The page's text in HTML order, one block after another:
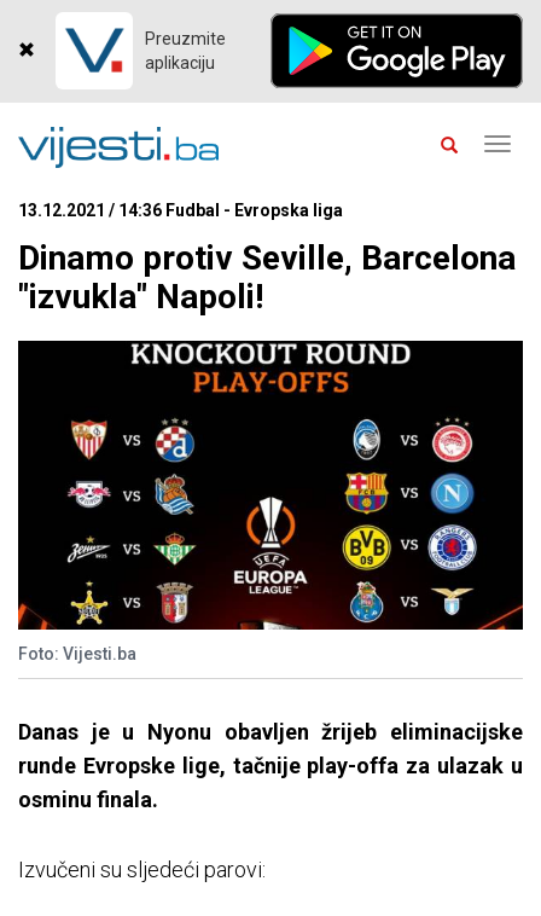
Preuzmite
aplikaciju
13.12.2021 / 14:36 Fudbal - Evropska liga
Dinamo protiv Seville, Barcelona
"izvukla" Napoli!
Foto: Vijesti.ba
Danas je u Nyonu obavljen žrijeb eliminacijske
runde Evropske lige, tačnije play-offa za ulazak u
osminu finala.
Izvučeni su sljedeći parovi: